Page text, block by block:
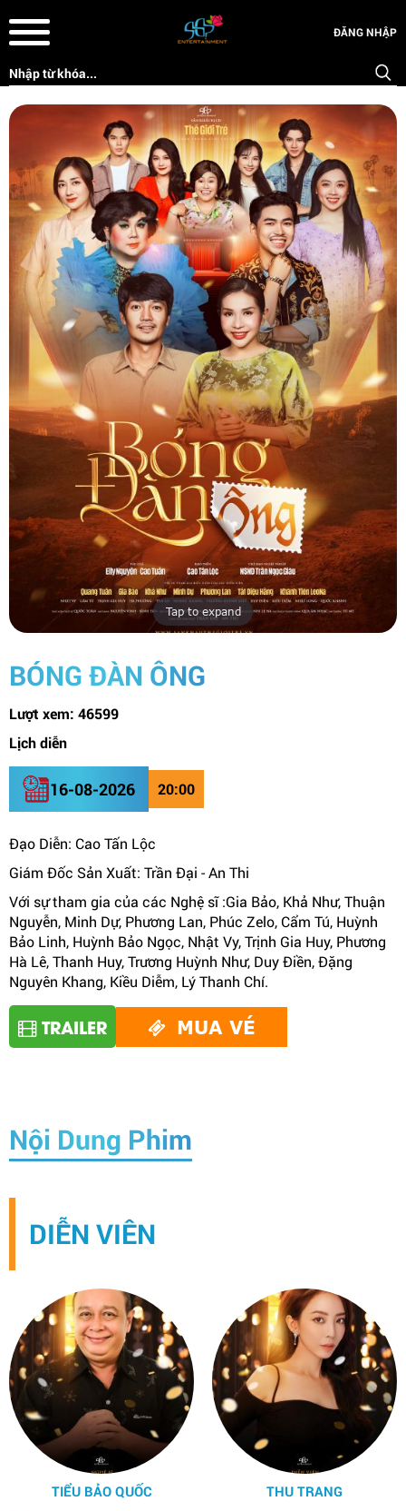
ĐĂNG NHẬP
Tap to expand
BÓNG ĐÀN ÔNG
Lượt xem: 46599
Lịch diễn
16-08-2026 20:00
Đạo Diễn: Cao Tấn Lộc
Giám Đốc Sản Xuất: Trần Đại - An Thi
Với sự tham gia của các Nghệ sĩ :Gia Bảo, Khả Như, Thuận
Nguyễn, Minh Dự, Phương Lan, Phúc Zelo, Cẩm Tú, Huỳnh
Bảo Linh, Huỳnh Bảo Ngọc, Nhật Vy, Trịnh Gia Huy, Phương
Hà Lê, Thanh Huy, Trương Huỳnh Như, Duy Điền, Đặng
Nguyên Khang, Kiều Diễm, Lý Thanh Chí.
TRAILER MUA VÉ
Nội Dung Phim
DIỄN VIÊN
THU TRANG
TIẾN LUẬT